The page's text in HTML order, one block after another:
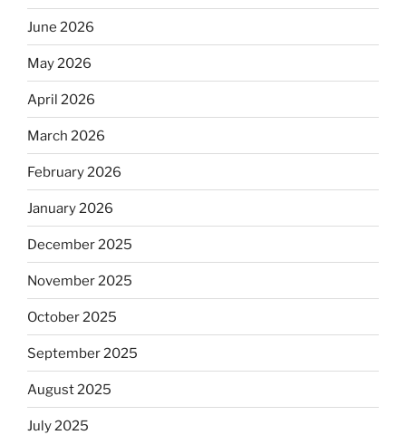
June 2026
May 2026
April 2026
March 2026
February 2026
January 2026
December 2025
November 2025
October 2025
September 2025
August 2025
July 2025